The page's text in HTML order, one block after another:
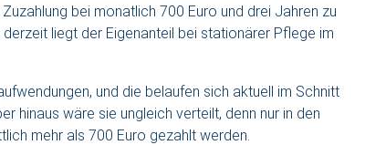
bei monatlich 700 Euro und drei Jahren zu
liegt der Eigenanteil bei stationärer Pflege im
und die belaufen sich aktuell im Schnitt
hinaus wäre sie ungleich verteilt, denn nur in den
mehr als 700 Euro gezahlt werden.